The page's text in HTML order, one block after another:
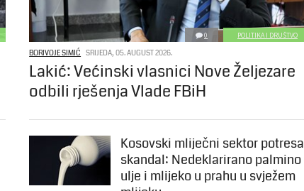
0 POLITIKA I DRUŠTVO
BORIVOJE SIMIĆ SRIJEDA, 05. AUGUST 2026.
Lakić: Većinski vlasnici Nove Željezare
odbili rješenja Vlade FBiH
Kosovski mliječni sektor potresa
skandal: Nedeklarirano palmino
ulje i mlijeko u prahu u svježem